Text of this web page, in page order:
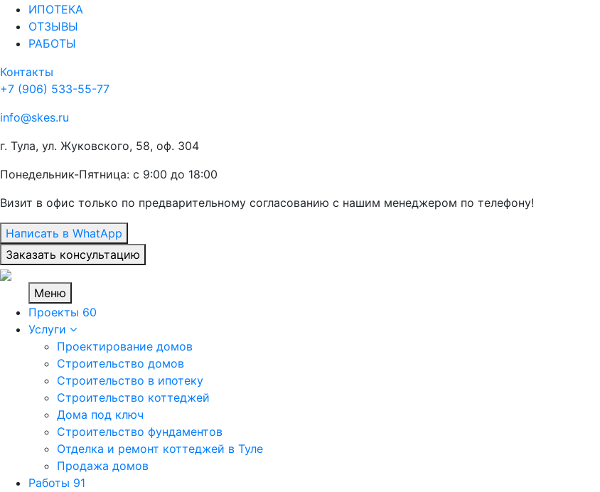
ИПОТЕКА
ОТЗЫВЫ
РАБОТЫ
Контакты
+7 (906) 533-55-77
info@skes.ru
г. Тула, ул. Жуковского, 58, оф. 304
Понедельник-Пятница: с 9:00 до 18:00
Визит в офис только по предварительному согласованию с нашим менеджером по телефону!
Написать в WhatApp
Заказать консультацию
Меню
Проекты 60
Услуги
Проектирование домов
Строительство домов
Строительство в ипотеку
Строительство коттеджей
Дома под ключ
Строительство фундаментов
Отделка и ремонт коттеджей в Туле
Продажа домов
Работы 91